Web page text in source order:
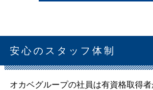
安心のスタッフ体制
オカベグループの社員は有資格取得